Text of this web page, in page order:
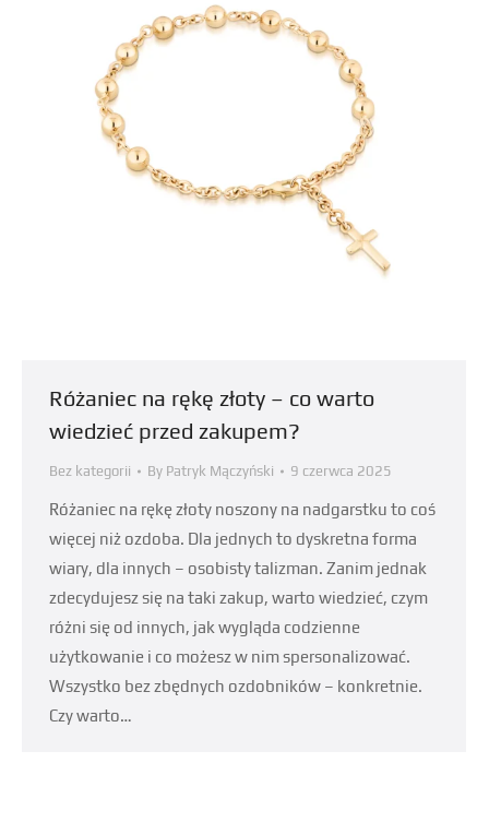
Różaniec na rękę złoty – co warto
wiedzieć przed zakupem?
Bez kategorii By Patryk Mączyński 9 czerwca 2025
Różaniec na rękę złoty noszony na nadgarstku to coś
więcej niż ozdoba. Dla jednych to dyskretna forma
wiary, dla innych – osobisty talizman. Zanim jednak
zdecydujesz się na taki zakup, warto wiedzieć, czym
różni się od innych, jak wygląda codzienne
użytkowanie i co możesz w nim spersonalizować.
Wszystko bez zbędnych ozdobników – konkretnie.
Czy warto…